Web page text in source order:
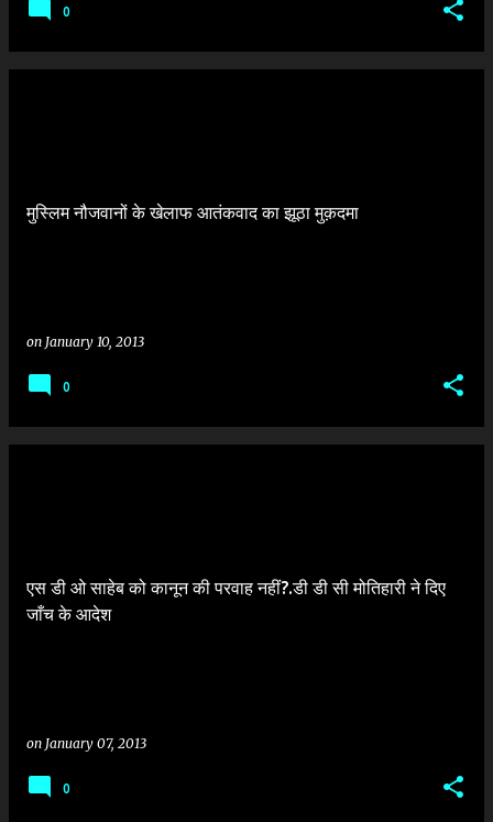
0
मुस्लिम नौजवानों के खेलाफ आतंकवाद का झूठा मुक़दमा
on January 10, 2013
0
एस डी ओ साहेब को कानून की परवाह नहीं?.डी डी सी मोतिहारी ने दिए
जाँच के आदेश
on January 07, 2013
0